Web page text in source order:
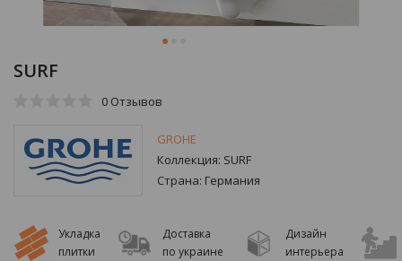
SURF
0 Отзывов
GROHE
Коллекция: SURF
Страна: Германия
Укладка
плитки
Доставка
по украине
Дизайн
интерьера